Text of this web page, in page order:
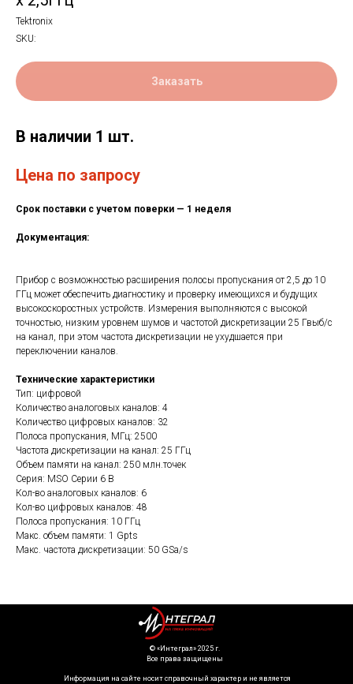
Tektronix
SKU:
Заказать
В наличии 1 шт.
Цена по запросу
Срок поставки с учетом поверки — 1 неделя
Документация:
Прибор с возможностью расширения полосы пропускания от 2,5 до 10
ГГц может обеспечить диагностику и проверку имеющихся и будущих
высокоскоростных устройств. Измерения выполняются с высокой
точностью, низким уровнем шумов и частотой дискретизации 25 Гвыб/с
на канал, при этом частота дискретизации не ухудшается при
переключении каналов.
Технические характеристики
Тип: цифровой
Количество аналоговых каналов: 4
Количество цифровых каналов: 32
Полоса пропускания, МГц: 2500
Частота дискретизации на канал: 25 ГГц
Объем памяти на канал: 250 млн.точек
Серия: MSO Серии 6 B
Кол-во аналоговых каналов: 6
Кол-во цифровых каналов: 48
Полоса пропускания: 10 ГГц
Макс. объем памяти: 1 Gpts
Макс. частота дискретизации: 50 GSa/s
Информация на сайте носит справочный характер и не является
©️ «Интеграл» 2025 г.
Все права защищены